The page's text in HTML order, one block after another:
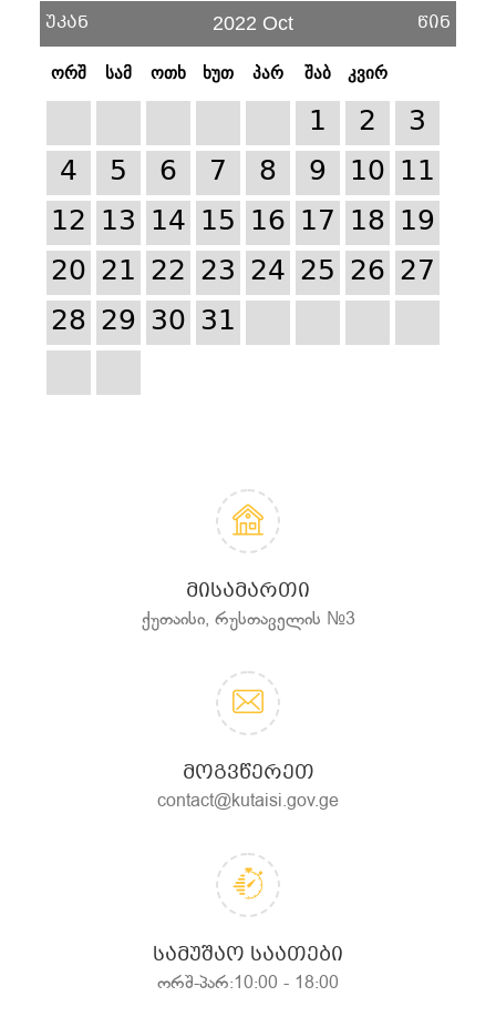
უკან 2022 Oct წინ
ორშ სამ ოთხ ხუთ პარ შაბ კვირ
1 2
3
4
5 6 7 8 9 10 11
12 13 14 15 16 17 18 19
20 21 22 23 24 25 26 27
28 29 30 31
ᲛᲘᲡᲐᲛᲐᲠᲗᲘ
ქუთაისი, რუსთაველის №3
ᲛᲝᲒᲕᲬᲔᲠᲔᲗ
contact@kutaisi.gov.ge
ᲡᲐᲛᲣᲨᲐᲝ ᲡᲐᲐᲗᲔᲑᲘ
ორშ-პარ:10:00 - 18:00